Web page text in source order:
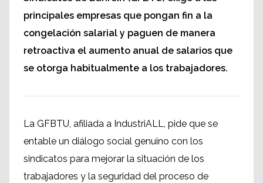
principales empresas que pongan fin a la
congelación salarial y paguen de manera
retroactiva el aumento anual de salarios que
se otorga habitualmente a los trabajadores.
La GFBTU, afiliada a IndustriALL, pide que se
entable un diálogo social genuino con los
sindicatos para mejorar la situación de los
trabajadores y la seguridad del proceso de